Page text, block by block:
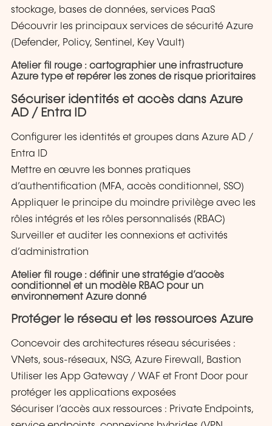
stockage, bases de données, services PaaS
Découvrir les principaux services de sécurité Azure
(Defender, Policy, Sentinel, Key Vault)
Atelier fil rouge : cartographier une infrastructure
Azure type et repérer les zones de risque prioritaires
Sécuriser identités et accès dans Azure
AD / Entra ID
Configurer les identités et groupes dans Azure AD /
Entra ID
Mettre en œuvre les bonnes pratiques
d’authentification (MFA, accès conditionnel, SSO)
Appliquer le principe du moindre privilège avec les
rôles intégrés et les rôles personnalisés (RBAC)
Surveiller et auditer les connexions et activités
d’administration
Atelier fil rouge : définir une stratégie d’accès
conditionnel et un modèle RBAC pour un
environnement Azure donné
Protéger le réseau et les ressources Azure
Concevoir des architectures réseau sécurisées :
VNets, sous-réseaux, NSG, Azure Firewall, Bastion
Utiliser les App Gateway / WAF et Front Door pour
protéger les applications exposées
Sécuriser l’accès aux ressources : Private Endpoints,